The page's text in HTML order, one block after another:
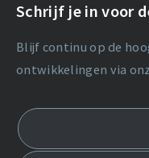
Schrijf je in voor
Blijf continu op de
ontwikkelingen via